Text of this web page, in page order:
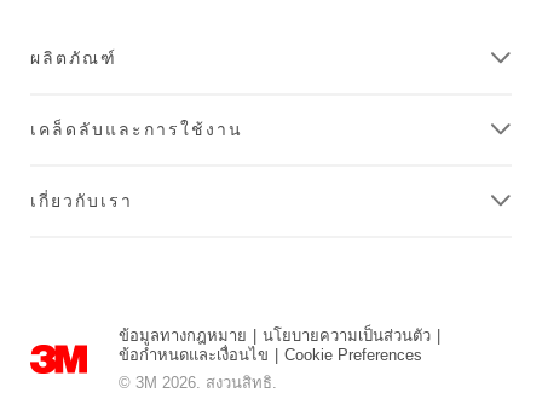
ผลิตภัณฑ์
เคล็ดลับและการใช้งาน
เกี่ยวกับเรา
ข้อมูลทางกฎหมาย | นโยบายความเป็นส่วนตัว |
ข้อกำหนดและเงื่อนไข | Cookie Preferences
© 3M 2026. สงวนสิทธิ.